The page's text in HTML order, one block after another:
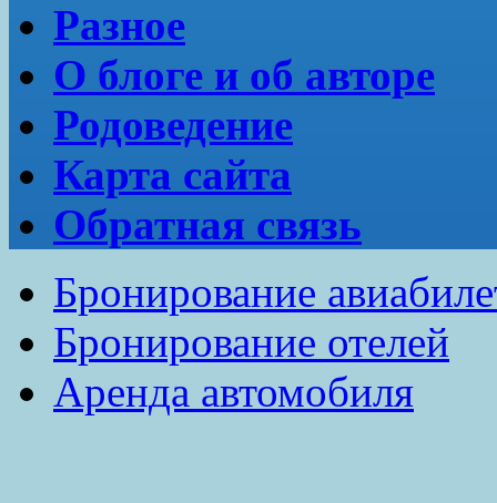
Разное
О блоге и об авторе
Родоведение
Карта сайта
Обратная связь
Бронирование
Бронирование отелей
Аренда автомобиля